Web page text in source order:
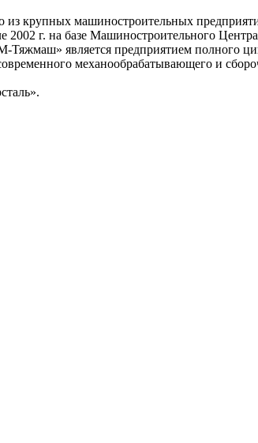
крупных машиностроительных
2002 г. на базе Машиностроительного
является предприятием полного
механообрабатывающего и